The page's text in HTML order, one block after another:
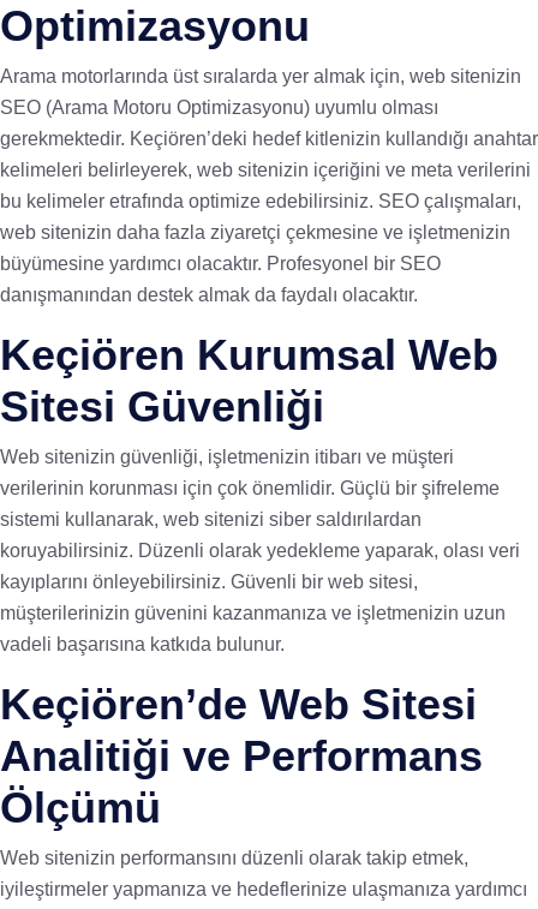
Optimizasyonu
Arama motorlarında üst sıralarda yer almak için, web sitenizin
SEO (Arama Motoru Optimizasyonu) uyumlu olması
gerekmektedir. Keçiören’deki hedef kitlenizin kullandığı anahtar
kelimeleri belirleyerek, web sitenizin içeriğini ve meta verilerini
bu kelimeler etrafında optimize edebilirsiniz. SEO çalışmaları,
web sitenizin daha fazla ziyaretçi çekmesine ve işletmenizin
büyümesine yardımcı olacaktır. Profesyonel bir SEO
danışmanından destek almak da faydalı olacaktır.
Keçiören Kurumsal Web
Sitesi Güvenliği
Web sitenizin güvenliği, işletmenizin itibarı ve müşteri
verilerinin korunması için çok önemlidir. Güçlü bir şifreleme
sistemi kullanarak, web sitenizi siber saldırılardan
koruyabilirsiniz. Düzenli olarak yedekleme yaparak, olası veri
kayıplarını önleyebilirsiniz. Güvenli bir web sitesi,
müşterilerinizin güvenini kazanmanıza ve işletmenizin uzun
vadeli başarısına katkıda bulunur.
Keçiören’de Web Sitesi
Analitiği ve Performans
Ölçümü
Web sitenizin performansını düzenli olarak takip etmek,
iyileştirmeler yapmanıza ve hedeflerinize ulaşmanıza yardımcı